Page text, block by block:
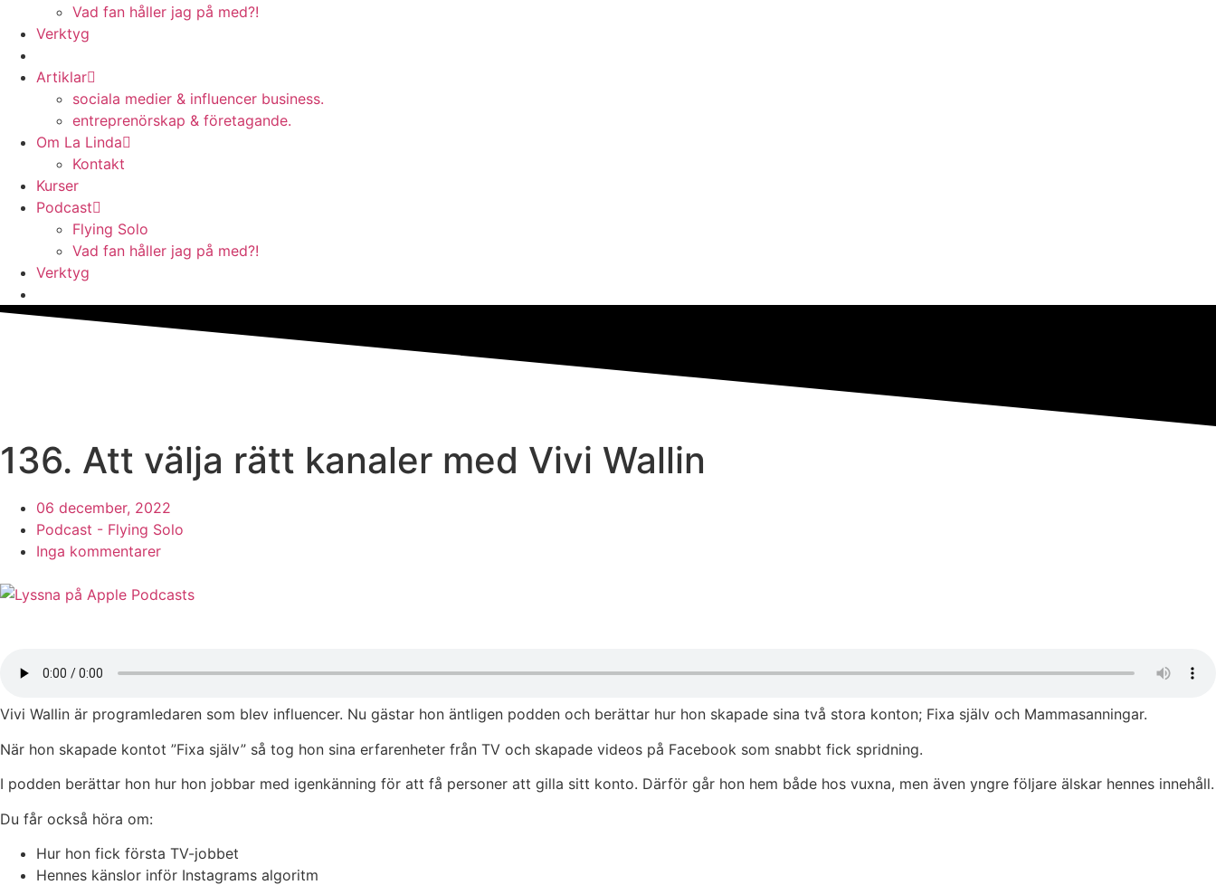
Vad fan håller jag på med?!
Verktyg
Artiklar
sociala medier & influencer business.
entreprenörskap & företagande.
Om La Linda
Kontakt
Kurser
Podcast
Flying Solo
Vad fan håller jag på med?!
Verktyg
136. Att välja rätt kanaler med Vivi Wallin
06 december, 2022
Podcast - Flying Solo
Inga kommentarer
Vivi Wallin är programledaren som blev influencer. Nu gästar hon äntligen podden och berättar hur hon skapade sina två stora konton; Fixa själv och Mammasanningar.
När hon skapade kontot ”Fixa själv” så tog hon sina erfarenheter från TV och skapade videos på Facebook som snabbt fick spridning.
I podden berättar hon hur hon jobbar med igenkänning för att få personer att gilla sitt konto. Därför går hon hem både hos vuxna, men även yngre följare älskar hennes innehåll.
Du får också höra om:
Hur hon fick första TV-jobbet
Hennes känslor inför Instagrams algoritm